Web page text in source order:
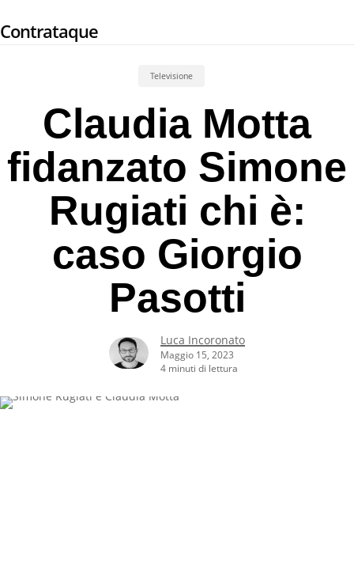
to
Contrataque
Televisione
Claudia Motta
fidanzato Simone
Rugiati chi è:
caso Giorgio
Pasotti
Luca Incoronato
Maggio 15, 2023
4 minuti di lettura